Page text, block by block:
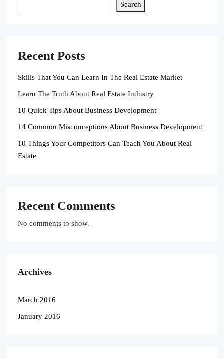
Search
Recent Posts
Skills That You Can Learn In The Real Estate Market
Learn The Truth About Real Estate Industry
10 Quick Tips About Business Development
14 Common Misconceptions About Business Development
10 Things Your Competitors Can Teach You About Real
Estate
Recent Comments
No comments to show.
Archives
March 2016
January 2016